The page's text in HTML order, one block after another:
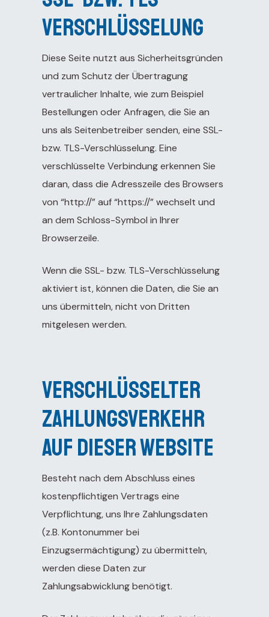
Verschlüsselung
Diese Seite nutzt aus Sicherheitsgründen
und zum Schutz der Übertragung
vertraulicher Inhalte, wie zum Beispiel
Bestellungen oder Anfragen, die Sie an
uns als Seitenbetreiber senden, eine SSL-
bzw. TLS-Verschlüsselung. Eine
verschlüsselte Verbindung erkennen Sie
daran, dass die Adresszeile des Browsers
von “http://” auf “https://” wechselt und
an dem Schloss-Symbol in Ihrer
Browserzeile.
Wenn die SSL- bzw. TLS-Verschlüsselung
aktiviert ist, können die Daten, die Sie an
uns übermitteln, nicht von Dritten
mitgelesen werden.
Verschlüsselter
Zahlungsverkehr
auf dieser Website
Besteht nach dem Abschluss eines
kostenpflichtigen Vertrags eine
Verpflichtung, uns Ihre Zahlungsdaten
(z.B. Kontonummer bei
Einzugsermächtigung) zu übermitteln,
werden diese Daten zur
Zahlungsabwicklung benötigt.